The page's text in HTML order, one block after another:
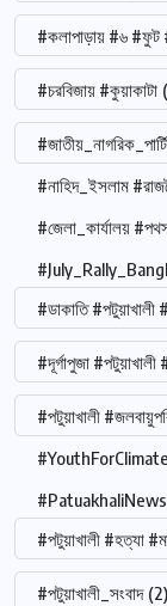
#কলাপাড়ায় #৬ #ফুট
#চরবিজায় #কুয়াকাটা
#নাহিদ_ইসলাম
#জেলা_কার্যালয়
#ডাকাতি #পটুয়াখালী
#দূর্গাপুজা
#পটুয়াখালী
#পটুয়াখালী #হত্যা
#পটুয়াখালী_সংবাদ (2)